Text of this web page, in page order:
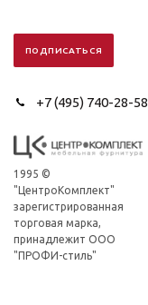
+7 (495) 740-28-58
1995 ©
"ЦентроКомплект"
зарегистрированная
торговая марка,
принадлежит ООО
"ПРОФИ-стиль"